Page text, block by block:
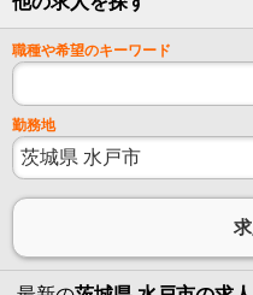
職種や希望のキーワード
勤務地